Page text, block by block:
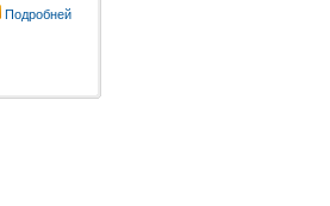
Подробней